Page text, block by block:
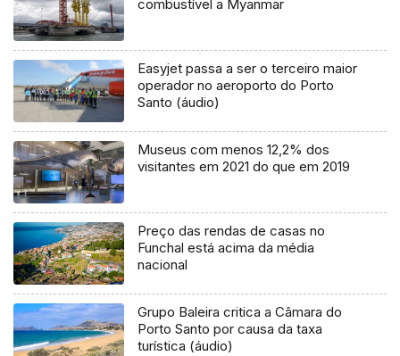
combustível a Myanmar
Easyjet passa a ser o terceiro maior
operador no aeroporto do Porto
Santo (áudio)
Museus com menos 12,2% dos
visitantes em 2021 do que em 2019
Preço das rendas de casas no
Funchal está acima da média
nacional
Grupo Baleira critica a Câmara do
Porto Santo por causa da taxa
turística (áudio)